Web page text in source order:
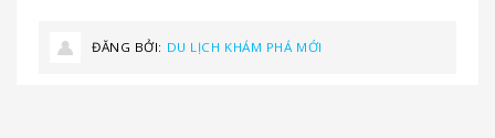
ĐĂNG BỞI: DU LỊCH KHÁM PHÁ MỚI